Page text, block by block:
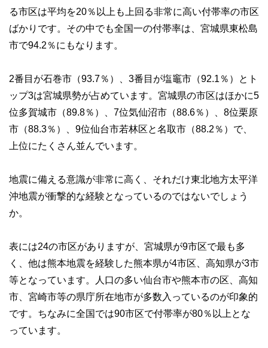
る市区は平均を20％以上も上回る非常に高い付帯率の市区
ばかりです。その中でも全国一の付帯率は、宮城県東松島
市で94.2％にもなります。
2番目が石巻市（93.7％）、3番目が塩竈市（92.1％）とト
ップ3は宮城県勢が占めています。宮城県の市区はほかに5
位多賀城市（89.8％）、7位気仙沼市（88.6％）、8位栗原
市（88.3％）、9位仙台市若林区と名取市（88.2％）で、
上位にたくさん並んでいます。
地震に備える意識が非常に高く、それだけ東北地方太平洋
沖地震が衝撃的な経験となっているのではないでしょう
か。
表には24の市区がありますが、宮城県が9市区で最も多
く、他は熊本地震を経験した熊本県が4市区、高知県が3市
等となっています。人口の多い仙台市や熊本市の区、高知
市、宮崎市等の県庁所在地市が多数入っているのが印象的
です。ちなみに全国では90市区で付帯率が80％以上とな
っています。